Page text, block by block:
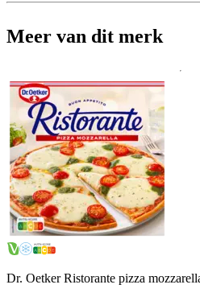
Meer van dit merk
Dr. Oetker Ristorante pizza